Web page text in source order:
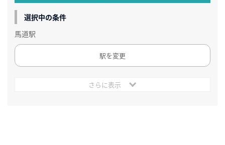
選択中の条件
馬道駅
駅を変更
さらに表示